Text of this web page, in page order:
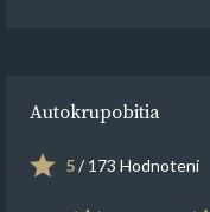
Autokrupobitia
5/ 173 Hodnotení